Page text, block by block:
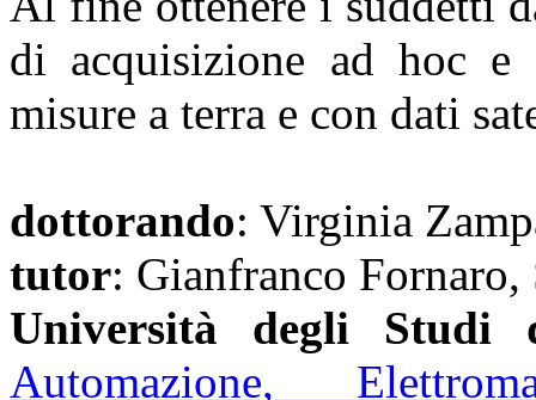
di acquisizione ad hoc e
misure a terra e con dati
dottorando: Virginia
tutor: Gianfranco
Università degli Studi
Automazione,